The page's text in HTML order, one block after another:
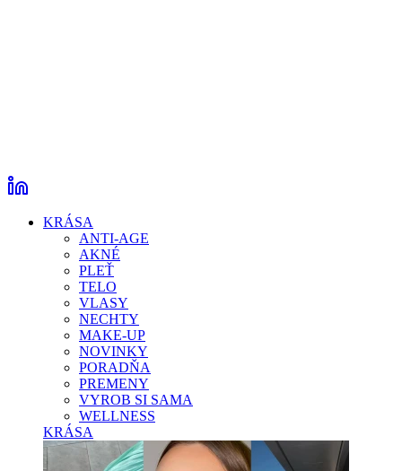
KRÁSA
ANTI-AGE
AKNÉ
PLEŤ
TELO
VLASY
NECHTY
MAKE-UP
NOVINKY
PORADŇA
PREMENY
VYROB SI SAMA
WELLNESS
KRÁSA